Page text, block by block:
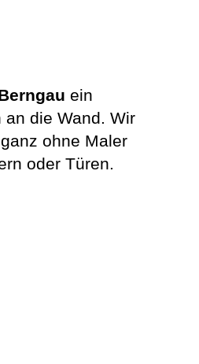
ein
die Wand. Wir
ohne Maler
oder Türen.